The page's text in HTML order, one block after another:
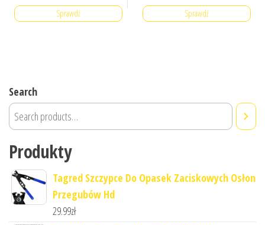
Sprawdź Sprawdź
Search
Produkty
Tagred Szczypce Do Opasek Zaciskowych Osłon
Przegubów Hd
29.99zł